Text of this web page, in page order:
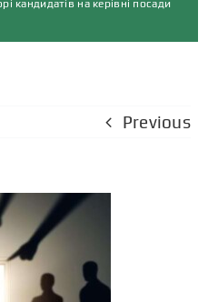
кандидатів на керівні посади
Previous